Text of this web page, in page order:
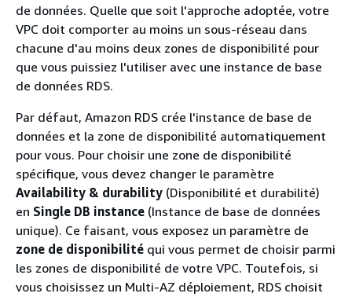
de données. Quelle que soit l'approche adoptée, votre
VPC doit comporter au moins un sous-réseau dans
chacune d'au moins deux zones de disponibilité pour
que vous puissiez l'utiliser avec une instance de base
de données RDS.
Par défaut, Amazon RDS crée l'instance de base de
données et la zone de disponibilité automatiquement
pour vous. Pour choisir une zone de disponibilité
spécifique, vous devez changer le paramètre
Availability & durability (Disponibilité et durabilité)
en Single DB instance (Instance de base de données
unique). Ce faisant, vous exposez un paramètre de
zone de disponibilité qui vous permet de choisir parmi
les zones de disponibilité de votre VPC. Toutefois, si
vous choisissez un Multi-AZ déploiement, RDS choisit